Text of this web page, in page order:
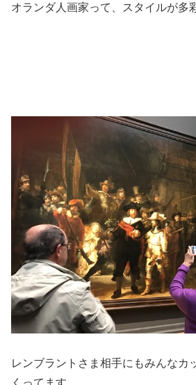
オランダ人画家って、スタイルが多
レンブラントさま相手にもみんなカ